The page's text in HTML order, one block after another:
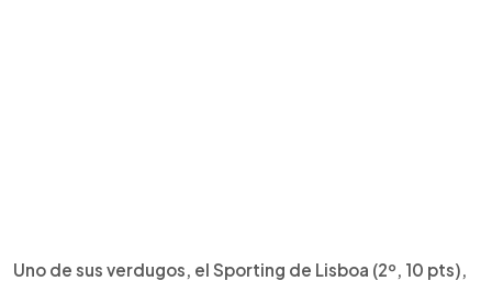
Uno de sus verdugos, el Sporting de Lisboa (2º, 10 pts),